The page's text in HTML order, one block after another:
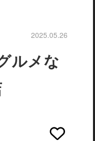
2025.05.26
ルメな